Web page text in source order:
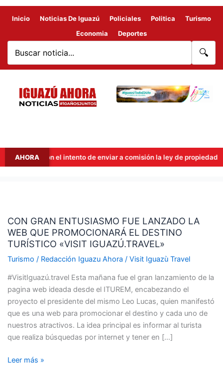
Inicio Noticias De Iguazú Policiales Politica
Turismo
Economia
Deportes
🔍
AHORA
frenaron el intento de enviar a comisión la ley de propiedad
CON GRAN ENTUSIASMO FUE LANZADO LA
WEB QUE PROMOCIONARÁ EL DESTINO
TURÍSTICO «VISIT IGUAZÚ.TRAVEL»
Turismo / Redacción Iguazu Ahora / Visit Iguazù Travel
#VisitIguazú.travel Esta mañana fue el gran lanzamiento de la
pagina web ideada desde el ITUREM, encabezando el
proyecto el presidente del mismo Leo Lucas, quien manifestó
que es una web para promocionar el destino y cada uno de
nuestros atractivos. La idea principal es informar al turista
que realiza búsquedas por internet y tener en […]
ENTUSIASMO
FUE
LANZADO
LA
QUE
PROMOCIONARÁ
EL
DESTINO
TURÍSTICO
«VISIT
Leer más »